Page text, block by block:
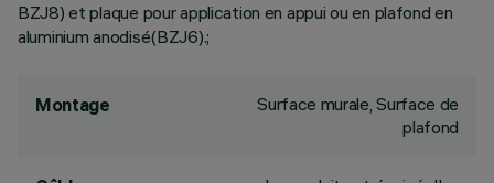
BZJ8) et plaque pour application en appui ou en plafond en
aluminium anodisé(BZJ6).;
Montage
Surface murale, Surface de
plafond